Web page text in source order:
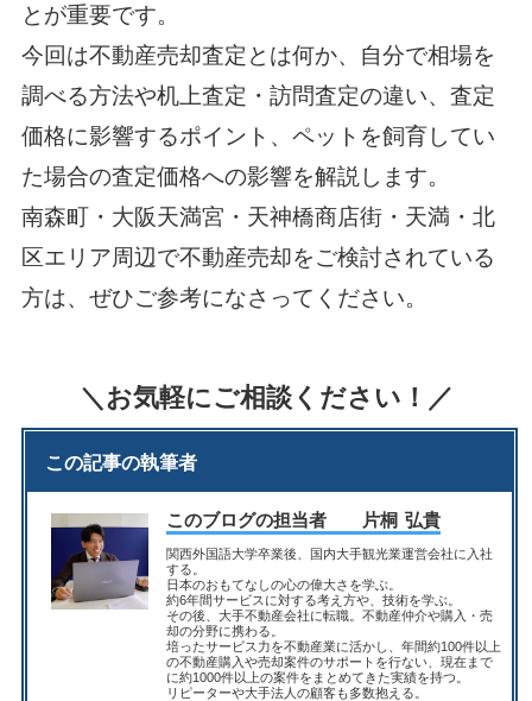
とが重要です。
今回は不動産売却査定とは何か、自分で相場を
調べる方法や机上査定・訪問査定の違い、査定
価格に影響するポイント、ペットを飼育してい
た場合の査定価格への影響を解説します。
南森町・大阪天満宮・天神橋商店街・天満・北
区エリア周辺で不動産売却をご検討されている
方は、ぜひご参考になさってください。
＼お気軽にご相談ください！／
この記事の執筆者
このブログの担当者 片桐 弘貴
関西外国語大学卒業後、国内大手観光業運営会社に入社
する。
日本のおもてなしの心の偉大さを学ぶ。
約6年間サービスに対する考え方や、技術を学ぶ。
その後、大手不動産会社に転職。不動産仲介や購入・売
却の分野に携わる。
培ったサービス力を不動産業に活かし、年間約100件以上
の不動産購入や売却案件のサポートを行ない、現在まで
に約1000件以上の案件をまとめてきた実績を持つ。
リピーターや大手法人の顧客も多数抱える。